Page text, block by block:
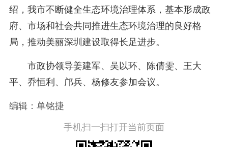
绍，我市不断健全生态环境治理体系，基本形成政
府、市场和社会共同推进生态环境治理的良好格
局，推动美丽深圳建设取得长足进步。
市政协领导姜建军、吴以环、陈倩雯、王大
平、乔恒利、邝兵、杨修友参加会议。
编辑：单铭捷
手机扫一扫打开当前页面